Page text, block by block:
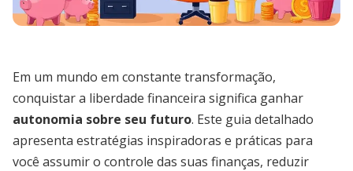
Em um mundo em constante transformação,
conquistar a liberdade financeira significa ganhar
autonomia sobre seu futuro. Este guia detalhado
apresenta estratégias inspiradoras e práticas para
você assumir o controle das suas finanças, reduzir